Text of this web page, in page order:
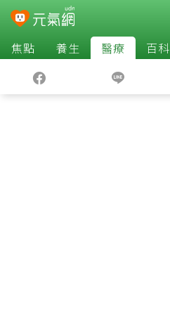
焦點 養生 醫療 百科